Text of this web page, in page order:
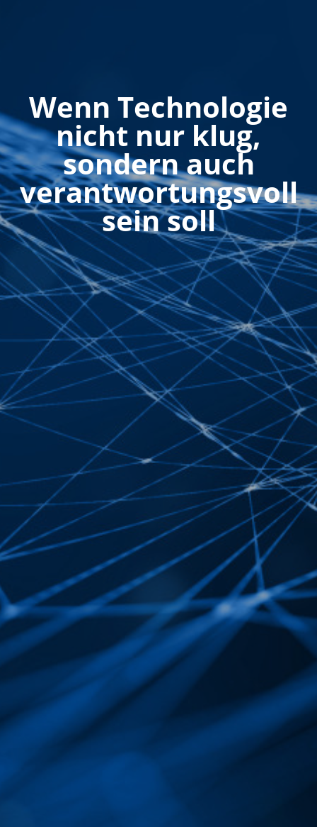
Wenn Technologie
nicht nur klug,
sondern auch
verantwortungsvoll
sein soll